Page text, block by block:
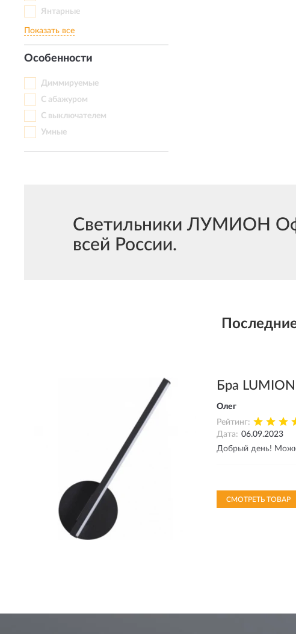
Янтарные
Показать все
Особенности
Диммируемые
С абажуром
С выключателем
Умные
Светильники ЛУМИОН
всей России.
Бра
Олег
Рейтинг:
Дата: 06.09.2023
Добрый день!
06.09.2023
Добрый
СМОТРЕТЬ ТОВАР